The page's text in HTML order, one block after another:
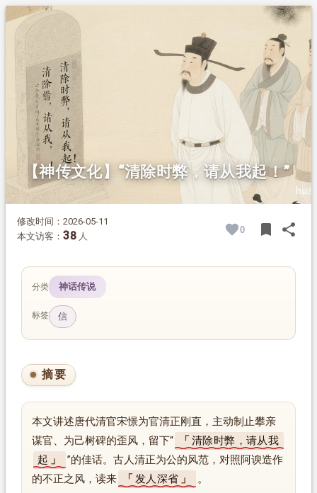
摘要
2.
正文
【神传文化】“清除时弊，请从我起！”
修改时间：2026-05-11
本文访客： 38 人
0 bookmark share
分类 神话传说
标签 信
摘要
本文讲述唐代清官宋憬为官清正刚直，主动制止攀亲
谋官、为己树碑的歪风，留下“
清除时弊，请从我
起
”的佳话。古人清正为公的风范，对照阿谀造作
的不正之风，读来
发人深省 。